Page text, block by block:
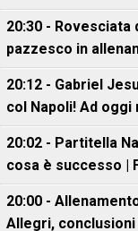
20:30 -
pazzesco in
20:12 - Gabriel
col Napoli! Ad
20:02 - Partitella
cosa è successo |
20:00 -
Allegri, conclusioni